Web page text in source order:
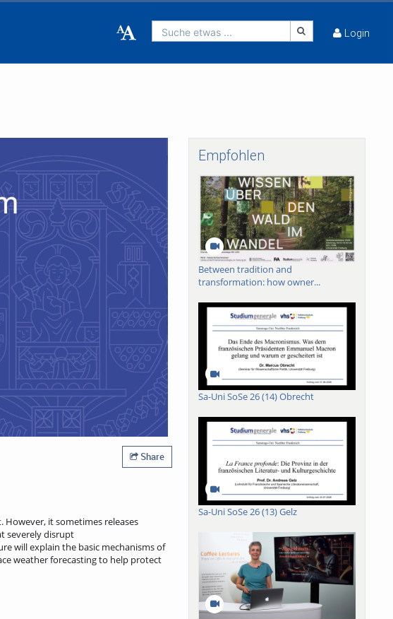
Suche etwas ... Login
Share
it sometimes releases
severely disrupt
will explain the basic mechanisms of
weather forecasting to help protect
Empfohlen
Between tradition and
transformation: how owner...
Sa-Uni SoSe 26 (14) Obrecht
Sa-Uni SoSe 26 (13) Gelz